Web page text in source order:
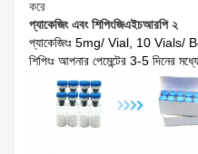
করে
প্যাকেজিং এবং শিপিংজিএইচআরপি ২
প্যাকেজিংঃ 5mg/ Vial, 10 Vials/
শিপিংঃ আপনার পেমেন্টের 3-5 দিনের মধ্যে